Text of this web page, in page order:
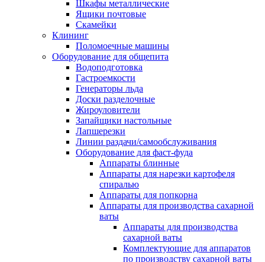
Шкафы металлические
Ящики почтовые
Скамейки
Клининг
Поломоечные машины
Оборудование для общепита
Водоподготовка
Гастроемкости
Генераторы льда
Доски разделочные
Жироуловители
Запайщики настольные
Лапшерезки
Линии раздачи/самообслуживания
Оборудование для фаст-фуда
Аппараты блинные
Аппараты для нарезки картофеля
спиралью
Аппараты для попкорна
Аппараты для производства сахарной
ваты
Аппараты для производства
сахарной ваты
Комплектующие для аппаратов
по производству сахарной ваты